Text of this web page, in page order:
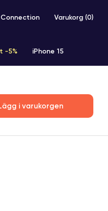
Connection Varukorg (0)
-5% iPhone 15
i varukorgen